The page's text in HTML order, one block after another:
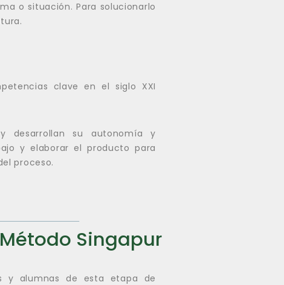
o situación. Para solucionarlo
clave en el siglo XXI
desarrollan su autonomía y
y elaborar el producto para
proceso.
Singapur
y alumnas de esta etapa de